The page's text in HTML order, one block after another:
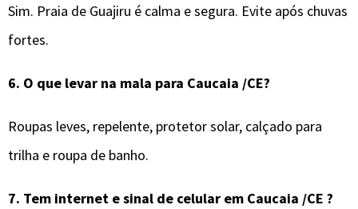
Sim. Praia de Guajiru é calma e segura. Evite após chuvas
fortes.
6. O que levar na mala para Caucaia /CE?
Roupas leves, repelente, protetor solar, calçado para
trilha e roupa de banho.
7. Tem internet e sinal de celular em Caucaia /CE ?